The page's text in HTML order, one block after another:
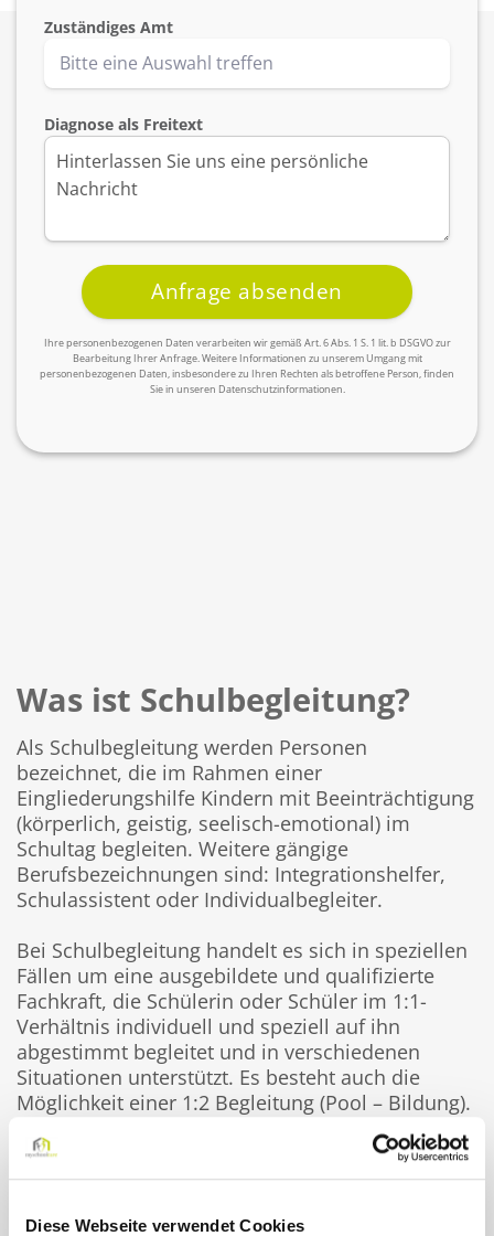
Diese Webseite verwendet Cookies
Zuständiges Amt
Diagnose als Freitext
Ihre personenbezogenen Daten verarbeiten wir gemäß Art. 6 Abs. 1 S. 1 lit. b DSGVO zur
Bearbeitung Ihrer Anfrage. Weitere Informationen zu unserem Umgang mit
personenbezogenen Daten, insbesondere zu Ihren Rechten als betroffene Person, finden
Sie in unseren Datenschutzinformationen.
Was ist Schulbegleitung?
Als Schulbegleitung werden Personen
bezeichnet, die im Rahmen einer
Eingliederungshilfe Kindern mit Beeinträchtigung
(körperlich, geistig, seelisch-emotional) im
Schultag begleiten. Weitere gängige
Berufsbezeichnungen sind: Integrationshelfer,
Schulassistent oder Individualbegleiter.
Bei Schulbegleitung handelt es sich in speziellen
Fällen um eine ausgebildete und qualifizierte
Fachkraft, die Schülerin oder Schüler im 1:1-
Verhältnis individuell und speziell auf ihn
abgestimmt begleitet und in verschiedenen
Situationen unterstützt. Es besteht auch die
Möglichkeit einer 1:2 Begleitung (Pool – Bildung).
Hierfür wird eine gesonderte Genehmigung
benötigt. Die Anforderungen der Qualifikation
variieren von Bundesland zu Bundesland. Hierzu